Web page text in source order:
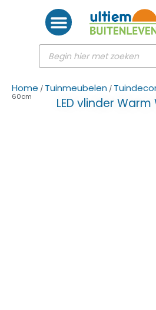
Home / Tuinmeubelen /
60cm
LED vlinder